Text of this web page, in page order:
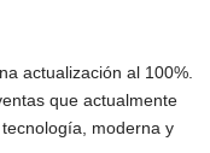
actualización al 100%.
que actualmente
moderna y